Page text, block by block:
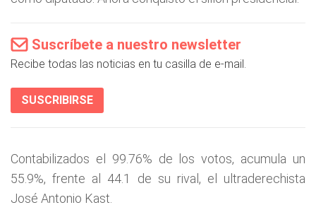
Suscríbete a nuestro newsletter
Recibe todas las noticias en tu casilla de e-mail.
SUSCRIBIRSE
Contabilizados el 99.76% de los votos, acumula un
55.9%, frente al 44.1 de su rival, el ultraderechista
José Antonio Kast.